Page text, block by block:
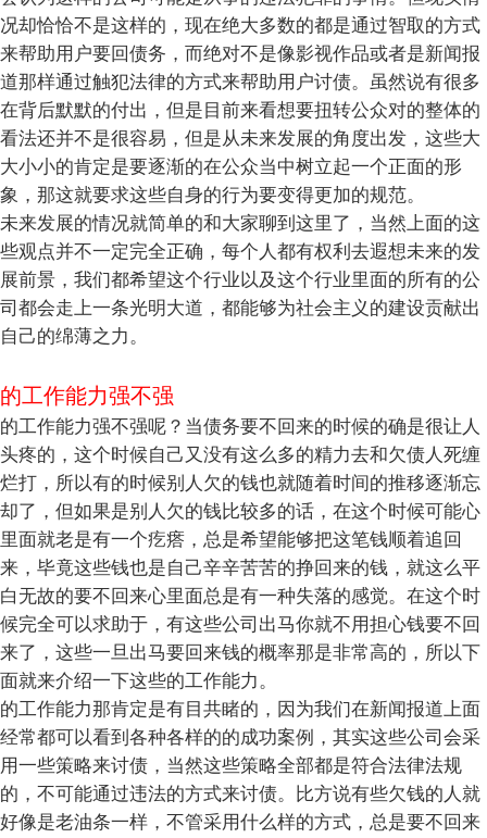
况却恰恰不是这样的，现在绝大多数的都是通过智取的方式
来帮助用户要回债务，而绝对不是像影视作品或者是新闻报
道那样通过触犯法律的方式来帮助用户讨债。虽然说有很多
在背后默默的付出，但是目前来看想要扭转公众对的整体的
看法还并不是很容易，但是从未来发展的角度出发，这些大
大小小的肯定是要逐渐的在公众当中树立起一个正面的形
象，那这就要求这些自身的行为要变得更加的规范。
未来发展的情况就简单的和大家聊到这里了，当然上面的这
些观点并不一定完全正确，每个人都有权利去遐想未来的发
展前景，我们都希望这个行业以及这个行业里面的所有的公
司都会走上一条光明大道，都能够为社会主义的建设贡献出
自己的绵薄之力。
的工作能力强不强
的工作能力强不强呢？当债务要不回来的时候的确是很让人
头疼的，这个时候自己又没有这么多的精力去和欠债人死缠
烂打，所以有的时候别人欠的钱也就随着时间的推移逐渐忘
却了，但如果是别人欠的钱比较多的话，在这个时候可能心
里面就老是有一个疙瘩，总是希望能够把这笔钱顺着追回
来，毕竟这些钱也是自己辛辛苦苦的挣回来的钱，就这么平
白无故的要不回来心里面总是有一种失落的感觉。在这个时
候完全可以求助于，有这些公司出马你就不用担心钱要不回
来了，这些一旦出马要回来钱的概率那是非常高的，所以下
面就来介绍一下这些的工作能力。
的工作能力那肯定是有目共睹的，因为我们在新闻报道上面
经常都可以看到各种各样的的成功案例，其实这些公司会采
用一些策略来讨债，当然这些策略全部都是符合法律法规
的，不可能通过违法的方式来讨债。比方说有些欠钱的人就
好像是老油条一样，不管采用什么样的方式，总是要不回来